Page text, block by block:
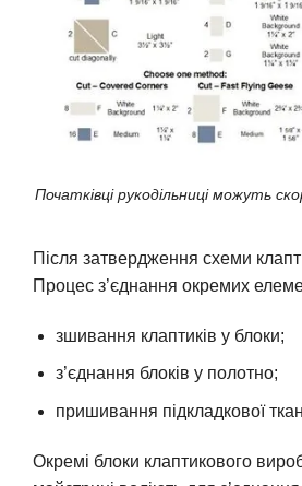
Початківці рукодільниці можуть
Після затвердження схеми
Процес з’єднання окремих
зшивання клаптиків у блоки;
з’єднання блоків у полотно;
пришивання підкладкової
Окремі блоки клаптикового